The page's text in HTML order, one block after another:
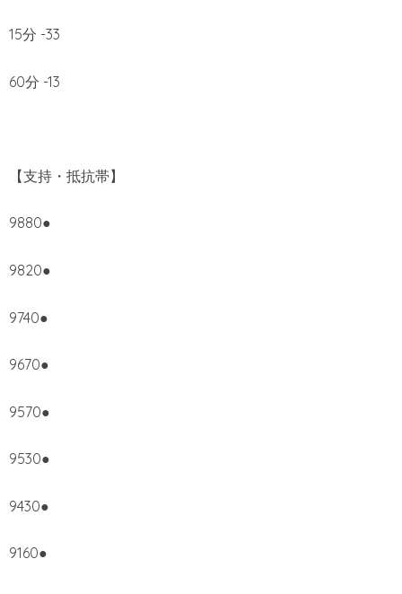
15分 -33
60分 -13
【支持・抵抗帯】
9880●
9820●
9740●
9670●
9570●
9530●
9430●
9160●